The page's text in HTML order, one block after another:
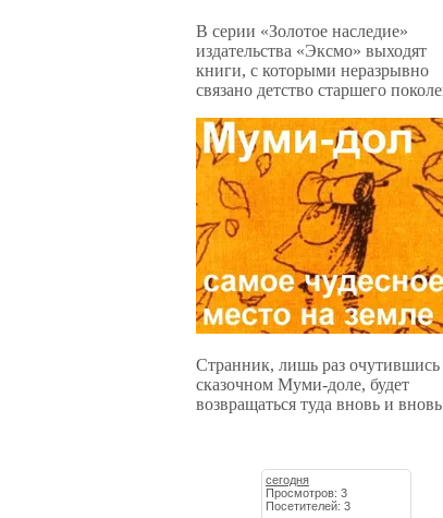
В серии «Золотое наследие»
издательства «Эксмо» выходят
книги, с которыми неразрывно
связано детство старшего
Странник, лишь раз очутившись
сказочном Муми-доле, будет
возвращаться туда вновь и
сегодня
Просмотров: 3
Посетителей: 3